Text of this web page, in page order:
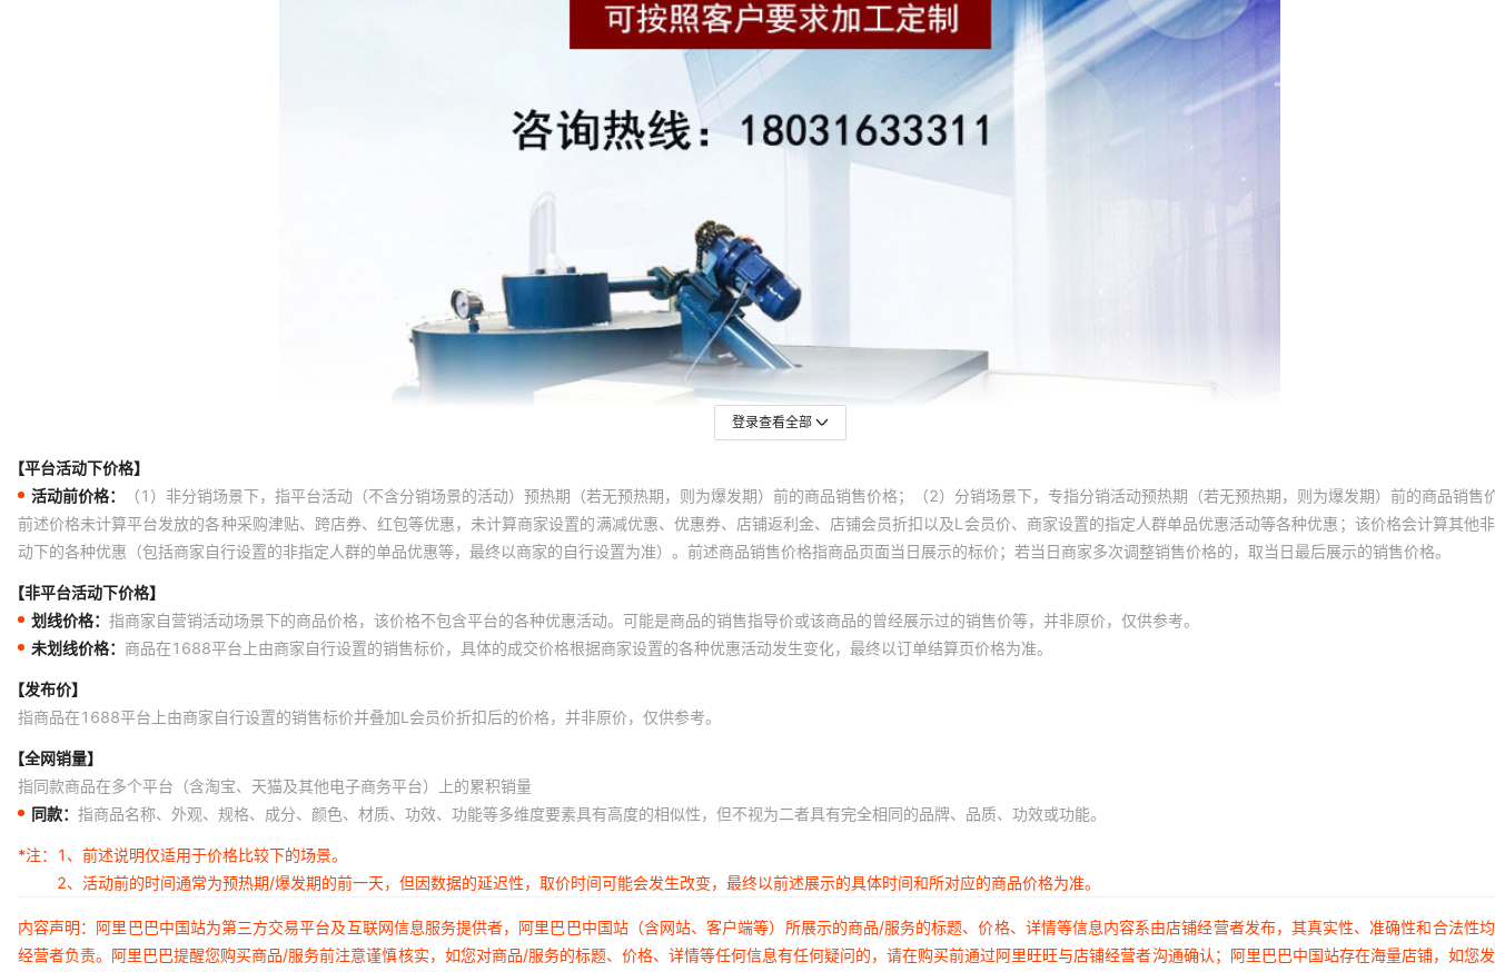
登录查看全部
【平台活动下价格】
活动前价格：
（1）非分销场景下，指平台活动（不含分销场景的活动）预热期（若无预热期，则为爆发期）前的商品销售价格；（2）分销场景下，专指分销活动预热期（若无预热期，则为爆发期）前的商品销售
前述价格未计算平台发放的各种采购津贴、跨店券、红包等优惠，未计算商家设置的满减优惠、优惠券、店铺返利金、店铺会员折扣以及L会员价、商家设置的指定人群单品优惠活动等各种优惠；该价格会计算其他
动下的各种优惠（包括商家自行设置的非指定人群的单品优惠等，最终以商家的自行设置为准）。前述商品销售价格指商品页面当日展示的标价；若当日商家多次调整销售价格的，取当日最后展示的销售价格。
【非平台活动下价格】
划线价格： 指商家自营销活动场景下的商品价格，该价格不包含平台的各种优惠活动。可能是商品的销售指导价或该商品的曾经展示过的销售价等，并非原价，仅供参考。
未划线价格： 商品在1688平台上由商家自行设置的销售标价，具体的成交价格根据商家设置的各种优惠活动发生变化，最终以订单结算页价格为准。
【发布价】
指商品在1688平台上由商家自行设置的销售标价并叠加L会员价折扣后的价格，并非原价，仅供参考。
【全网销量】
指同款商品在多个平台（含淘宝、天猫及其他电子商务平台）上的累积销量
同款： 指商品名称、外观、规格、成分、颜色、材质、功效、功能等多维度要素具有高度的相似性，但不视为二者具有完全相同的品牌、品质、功效或功能。
*注：
1、前述说明仅适用于价格比较下的场景。
2、活动前的时间通常为预热期/爆发期的前一天，但因数据的延迟性，取价时间可能会发生改变，最终以前述展示的具体时间和所对应的商品价格为准。
内容声明：阿里巴巴中国站为第三方交易平台及互联网信息服务提供者，阿里巴巴中国站（含网站、客户端等）所展示的商品/服务的标题、价格、详情等信息内容系由店铺经营者发布，其真实性、准确性和合法性
经营者负责。阿里巴巴提醒您购买商品/服务前注意谨慎核实，如您对商品/服务的标题、价格、详情等任何信息有任何疑问的，请在购买前通过阿里旺旺与店铺经营者沟通确认；阿里巴巴中国站存在海量店铺，如您